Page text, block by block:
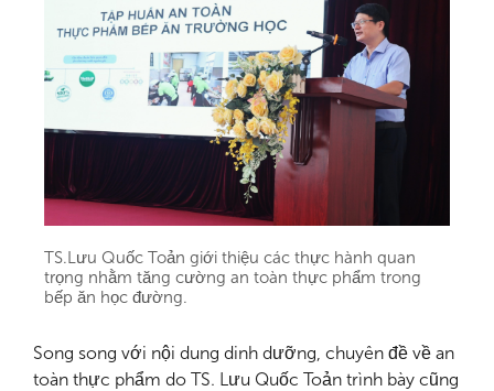
TS.Lưu Quốc Toản giới thiệu các thực hành quan
trọng nhằm tăng cường an toàn thực phẩm trong
bếp ăn học đường.
Song song với nội dung dinh dưỡng, chuyên đề về an
toàn thực phẩm do TS. Lưu Quốc Toản trình bày cũng